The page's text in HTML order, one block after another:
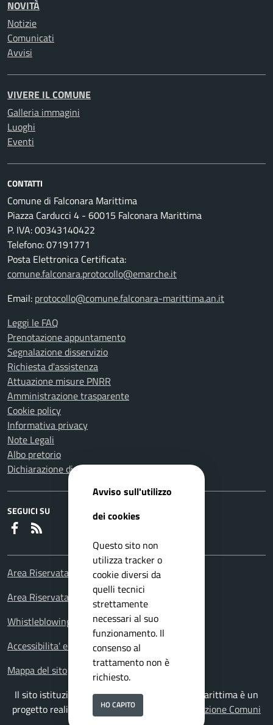
NOVITÀ
Notizie
Comunicati
Avvisi
VIVERE IL COMUNE
Galleria immagini
Luoghi
Eventi
CONTATTI
Comune di Falconara Marittima
Piazza Carducci 4 - 60015 Falconara Marittima
P. IVA: 00343140422
Telefono: 07191771
Posta Elettronica Certificata:
comune.falconara.protocollo@emarche.it
Email: protocollo@comune.falconara-marittima.an.it
Leggi le FAQ
Prenotazione appuntamento
Segnalazione disservizio
Richiesta d'assistenza
Attuazione misure PNRR
Amministrazione trasparente
Cookie policy
Informativa privacy
Note Legali
Albo pretorio
Dichiarazione di accessibilità
SEGUICI SU
Faceboook
Area Riservata Consiglieri Comunali
Area Riservata Polizia Locale
Whistleblowing – Segnalazioni illeciti
Accessibilita' e meccanismo di feedback
Mappa del sito
Il sito istituzionale del Comune di Falconara Marittima è un
progetto realizzato daISWEB S.p.A.
Soluzione Comuni
Avviso sull'utilizzo
dei cookies
Questo sito non
utilizza tracker o
cookie diversi da
quelli tecnici
strettamente
necessari al suo
funzionamento. Il
consenso al
trattamento non è
richiesto.
HO CAPITO